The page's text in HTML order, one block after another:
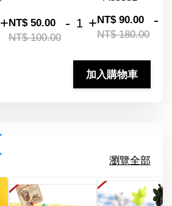
+NT$ 50.00
NT$ 100.00
- +NT$ 90.00
NT$ 180.00
-
加入購物車
瀏覽全部